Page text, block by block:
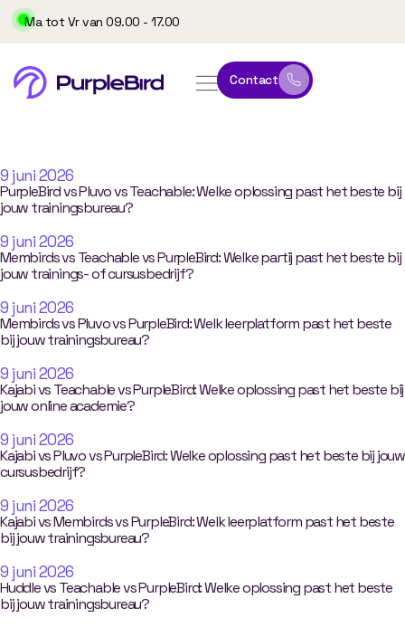
Ma tot Vr van 09.00 - 17.00
Contact
9 juni 2026
PurpleBird vs Pluvo vs Teachable: Welke oplossing past het beste bij
jouw trainingsbureau?
9 juni 2026
Membirds vs Teachable vs PurpleBird: Welke partij past het beste bij
jouw trainings- of cursusbedrijf?
9 juni 2026
Membirds vs Pluvo vs PurpleBird: Welk leerplatform past het beste
bij jouw trainingsbureau?
9 juni 2026
Kajabi vs Teachable vs PurpleBird: Welke oplossing past het beste bij
jouw online academie?
9 juni 2026
Kajabi vs Pluvo vs PurpleBird: Welke oplossing past het beste bij jouw
cursusbedrijf?
9 juni 2026
Kajabi vs Membirds vs PurpleBird: Welk leerplatform past het beste
bij jouw trainingsbureau?
9 juni 2026
Huddle vs Teachable vs PurpleBird: Welke oplossing past het beste
bij jouw trainingsbureau?